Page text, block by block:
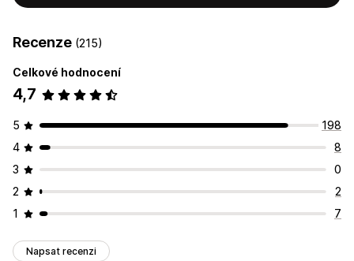
Recenze (215)
Celkové hodnocení
4,7
5
198
4
8
3
0
2
2
1
7
Napsat recenzi